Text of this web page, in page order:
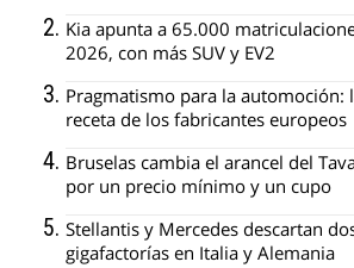
Kia apunta a 65.000
2026, con más SUV y EV2
Pragmatismo para la automoción:
receta de los fabricantes europeos
Bruselas cambia el arancel del
por un precio mínimo y un cupo
Stellantis y Mercedes descartan
gigafactorías en Italia y Alemania